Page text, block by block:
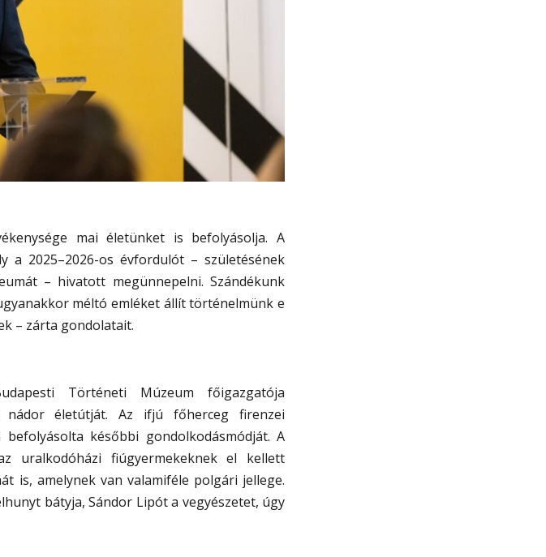
mai életünket is befolyásolja. A
a 2025–2026-os évfordulót – születésének
– hivatott megünnepelni. Szándékunk
méltó emléket állít történelmünk e
– zárta gondolatait.
Történeti Múzeum főigazgatója
nádor életútját. Az ifjú főherceg firenzei
későbbi gondolkodásmódját. A
uralkodóházi fiúgyermekeknek el kellett
is, amelynek van valamiféle polgári jellege.
bátyja, Sándor Lipót a vegyészetet, úgy